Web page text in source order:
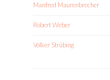
Manfred Maurenbrecher
Robert Weber
Volker Strübing